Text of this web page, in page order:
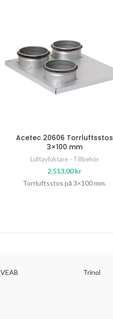
Acetec 20606 Torrluftsstos
3×100 mm
Luftavfuktare - Tillbehör
2.513,00kr
Torrluftsstos på 3×100 mm.
VEAB Trinol